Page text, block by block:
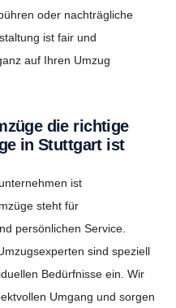
oder nachträgliche
ist fair und
auf Ihren Umzug
die richtige
in Stuttgart ist
ist
steht für
persönlichen Service.
sind speziell
Bedürfnisse ein. Wir
Umgang und sorgen